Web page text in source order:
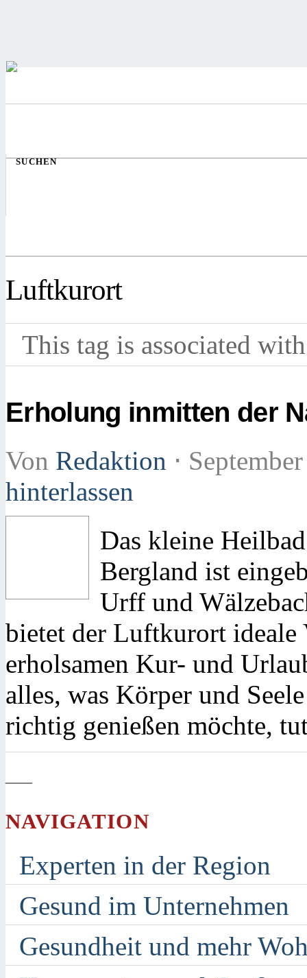
SUCHEN
Luftkurort
This tag is associated
Erholung inmitten der
Von Redaktion ⋅
hinterlassen
Das kleine
Bergland ist
Urff und
bietet der Luftkurort ideale
erholsamen Kur- und
alles, was Körper und
richtig genießen möchte,
—
NAVIGATION
Experten in der Region
Gesund im Unternehmen
Gesundheit und mehr